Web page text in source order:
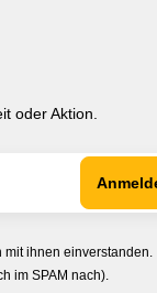
oder Aktion.
ihnen einverstanden.
im SPAM nach).